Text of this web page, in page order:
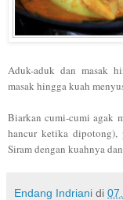
Aduk-aduk dan masak
masak hingga kuah
Biarkan cumi-cumi agak
hancur ketika dipotong),
Siram dengan kuahnya
Endang Indriani di